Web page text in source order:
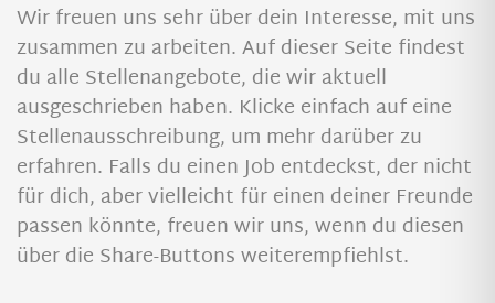
Wir freuen uns sehr über dein Interesse, mit uns
zusammen zu arbeiten. Auf dieser Seite findest
du alle Stellenangebote, die wir aktuell
ausgeschrieben haben. Klicke einfach auf eine
Stellenausschreibung, um mehr darüber zu
erfahren. Falls du einen Job entdeckst, der nicht
für dich, aber vielleicht für einen deiner Freunde
passen könnte, freuen wir uns, wenn du diesen
über die Share-Buttons weiterempfiehlst.